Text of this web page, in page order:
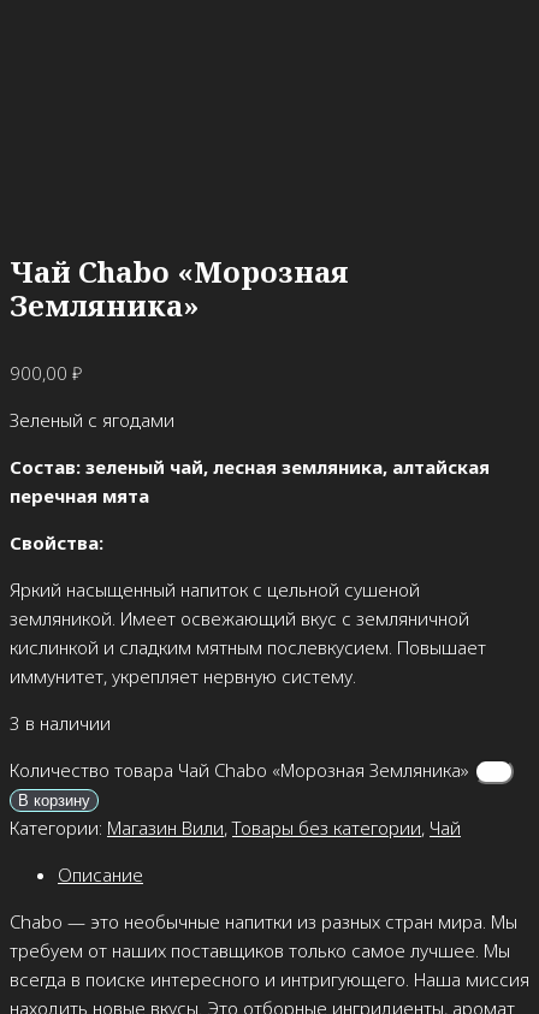
Чай Chabo «Морозная
Земляника»
900,00 ₽
Зеленый с ягодами
Cостав: зеленый чай, лесная земляника, алтайская
перечная мята
Свойства:
Яркий насыщенный напиток с цельной сушеной
земляникой. Имеет освежающий вкус с земляничной
кислинкой и сладким мятным послевкусием. Повышает
иммунитет, укрепляет нервную систему.
3 в наличии
Количество товара Чай Chabo «Морозная Земляника»
В корзину
Категории: Магазин Вили,Товары без категории, Чай
Описание
Chabo — это необычные напитки из разных стран мира. Мы
требуем от наших поставщиков только самое лучшее. Мы
всегда в поиске интересного и интригующего. Наша миссия
находить новые вкусы. Это отборные ингридиенты, аромат